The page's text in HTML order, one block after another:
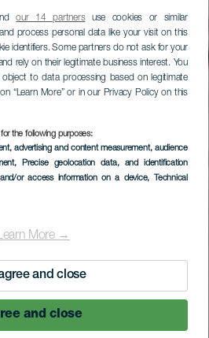
our 14 partnersuse cookies or similar
process personal data like your visit on this
identifiers. Some partners do not ask for your
rely on their legitimate business interest. You
to data processing based on legitimate
“Learn More” or in our Privacy Policy on this
the following purposes:
advertising and content measurement, audience
, Precise geolocation data, and identification
or access information on a device, Technical
More →
and close
and close